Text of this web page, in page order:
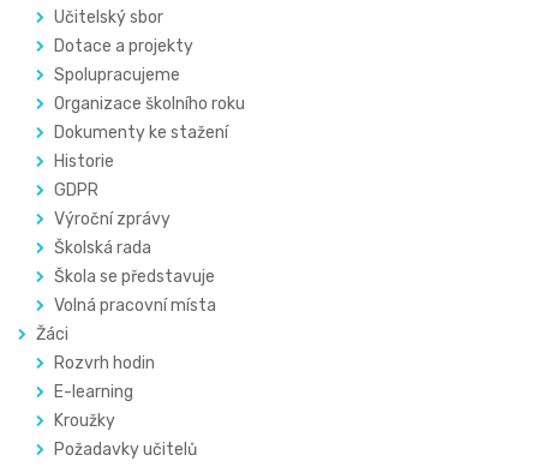
Učitelský sbor
Dotace a projekty
Spolupracujeme
Organizace školního roku
Dokumenty ke stažení
Historie
GDPR
Výroční zprávy
Školská rada
Škola se představuje
Volná pracovní místa
Žáci
Rozvrh hodin
E-learning
Kroužky
Požadavky učitelů